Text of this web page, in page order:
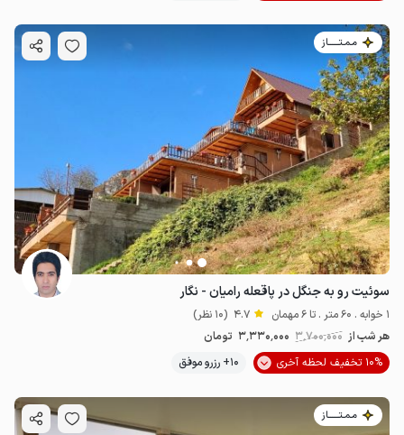
مـمـتــــــاز
سوئیت رو به جنگل در پاقعله رامیان - نگار
1 خوابه . 60 متر . تا 6 مهمان 4.7 (10 نظر)
هر شب از 3٬700٬000 3٬330٬000 تومان
10% تخفیف لحظه آخری
10+ رزرو موفق
مـمـتــــــاز